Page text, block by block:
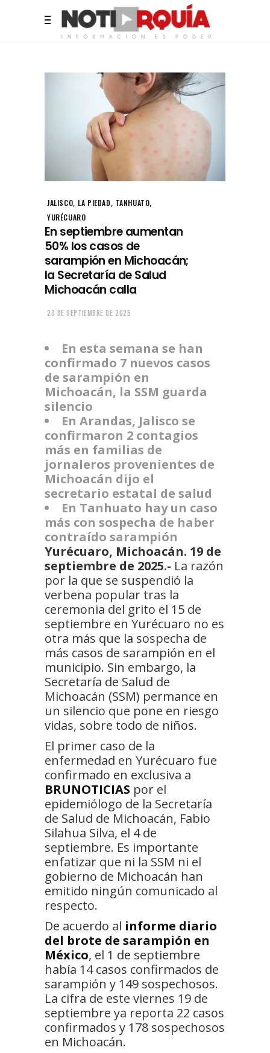
JALISCO, LA PIEDAD, TANHUATO,
YURÉCUARO
En septiembre aumentan
50% los casos de
sarampión en Michoacán;
la Secretaría de Salud
Michoacán calla
20 DE SEPTIEMBRE DE 2025
En esta semana se han
confirmado 7 nuevos casos
de sarampión en
Michoacán, la SSM guarda
silencio
En Arandas, Jalisco se
confirmaron 2 contagios
más en familias de
jornaleros provenientes de
Michoacán dijo el
secretario estatal de salud
En Tanhuato hay un caso
más con sospecha de haber
contraído sarampión
Yurécuaro, Michoacán. 19 de
septiembre de 2025.- La razón
por la que se suspendió la
verbena popular tras la
ceremonia del grito el 15 de
septiembre en Yurécuaro no es
otra más que la sospecha de
más casos de sarampión en el
municipio. Sin embargo, la
Secretaría de Salud de
Michoacán (SSM) permance en
un silencio que pone en riesgo
vidas, sobre todo de niños.
El primer caso de la
enfermedad en Yurécuaro fue
confirmado en exclusiva a
BRUNOTICIAS por el
epidemiólogo de la Secretaría
de Salud de Michoacán, Fabio
Silahua Silva, el 4 de
septiembre. Es importante
enfatizar que ni la SSM ni el
gobierno de Michoacán han
emitido ningún comunicado al
respecto.
De acuerdo al informe diario
del brote de sarampión en
México, el 1 de septiembre
había 14 casos confirmados de
sarampión y 149 sospechosos.
La cifra de este viernes 19 de
septiembre ya reporta 22 casos
confirmados y 178 sospechosos
en Michoacán.